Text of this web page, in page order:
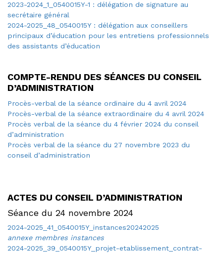
2023-2024_1_0540015Y-1 : délégation de signature au
secrétaire général
2024-2025_48_0540015Y : délégation aux conseillers
principaux d’éducation pour les entretiens professionnels
des assistants d’éducation
COMPTE-RENDU DES SÉANCES DU CONSEIL
D’ADMINISTRATION
Procès-verbal de la séance ordinaire du 4 avril 2024
Procès-verbal de la séance extraordinaire du 4 avril 2024
Procès verbal de la séance du 4 février 2024 du conseil
d’administration
Procès verbal de la séance du 27 novembre 2023 du
conseil d’administration
ACTES DU CONSEIL D’ADMINISTRATION
Séance du 24 novembre 2024
2024-2025_41_0540015Y_instances20242025
annexe membres instances
2024-2025_39_0540015Y_projet-etablissement_contrat-